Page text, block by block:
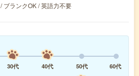
ブランクOK / 英語力不要
30代 40代 50代
60代